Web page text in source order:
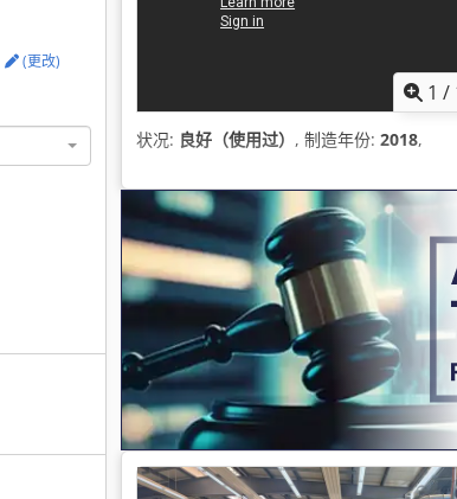
(更改)
1 /
状况: 良好（使用过） , 制造年份: 2018,